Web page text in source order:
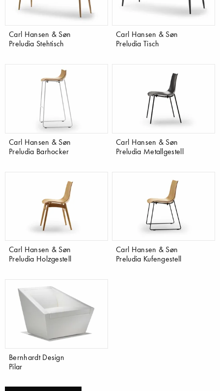
Carl Hansen & Søn
Preludia Stehtisch
Carl Hansen & Søn
Preludia Tisch
Carl Hansen & Søn
Preludia Barhocker
Carl Hansen & Søn
Preludia Metallgestell
Carl Hansen & Søn
Preludia Holzgestell
Carl Hansen & Søn
Preludia Kufengestell
Bernhardt Design
Pilar